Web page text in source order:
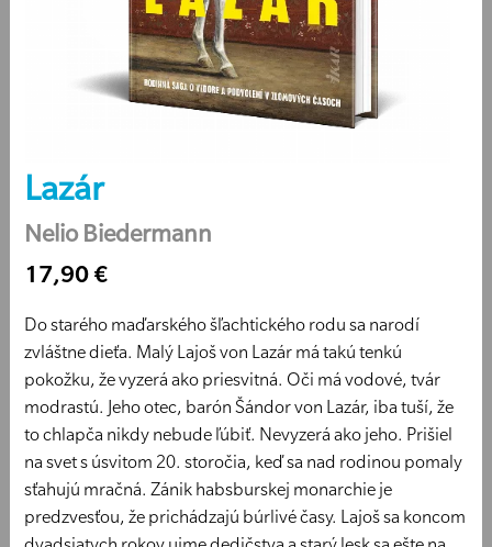
Lazár
Nelio Biedermann
17,90 €
Do starého maďarského šľachtického rodu sa narodí
zvláštne dieťa. Malý Lajoš von Lazár má takú tenkú
pokožku, že vyzerá ako priesvitná. Oči má vodové, tvár
modrastú. Jeho otec, barón Šándor von Lazár, iba tuší, že
to chlapča nikdy nebude ľúbiť. Nevyzerá ako jeho. Prišiel
na svet s úsvitom 20. storočia, keď sa nad rodinou pomaly
sťahujú mračná. Zánik habsburskej monarchie je
predzvesťou, že prichádzajú búrlivé časy. Lajoš sa koncom